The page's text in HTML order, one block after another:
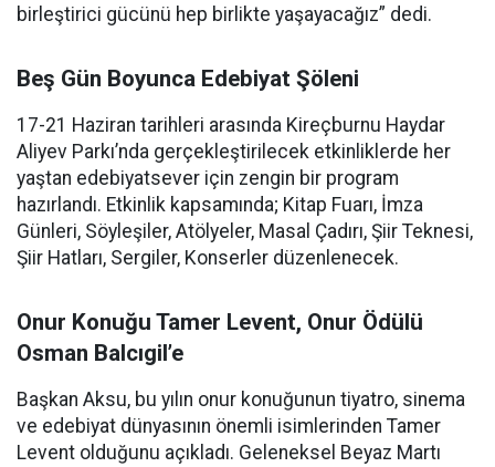
birleştirici gücünü hep birlikte yaşayacağız” dedi.
Beş Gün Boyunca Edebiyat Şöleni
17-21 Haziran tarihleri arasında Kireçburnu Haydar
Aliyev Parkı’nda gerçekleştirilecek etkinliklerde her
yaştan edebiyatsever için zengin bir program
hazırlandı. Etkinlik kapsamında; Kitap Fuarı, İmza
Günleri, Söyleşiler, Atölyeler, Masal Çadırı, Şiir Teknesi,
Şiir Hatları, Sergiler, Konserler düzenlenecek.
Onur Konuğu Tamer Levent, Onur Ödülü
Osman Balcıgil’e
Başkan Aksu, bu yılın onur konuğunun tiyatro, sinema
ve edebiyat dünyasının önemli isimlerinden Tamer
Levent olduğunu açıkladı. Geleneksel Beyaz Martı